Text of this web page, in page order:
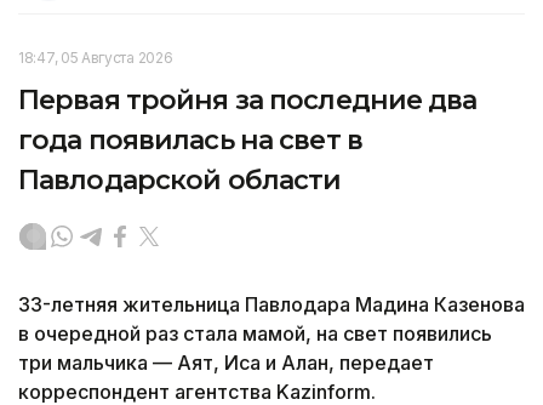
18:47, 05 Августа 2026
Первая тройня за последние два
года появилась на свет в
Павлодарской области
33-летняя жительница Павлодара Мадина Казенова
в очередной раз стала мамой, на свет появились
три мальчика — Аят, Иса и Алан, передает
корреспондент агентства Kazinform.